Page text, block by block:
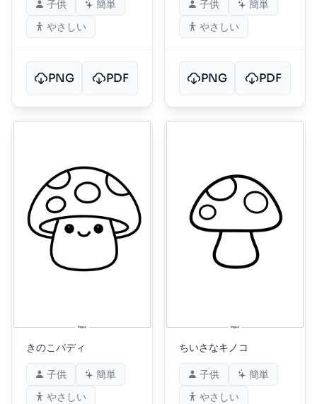
子供
簡単
やさしい
PNG PDF
子供
簡単
やさしい
PNG PDF
きのこバディ
子供
簡単
やさしい
ちいさなキノコ
子供
簡単
やさしい